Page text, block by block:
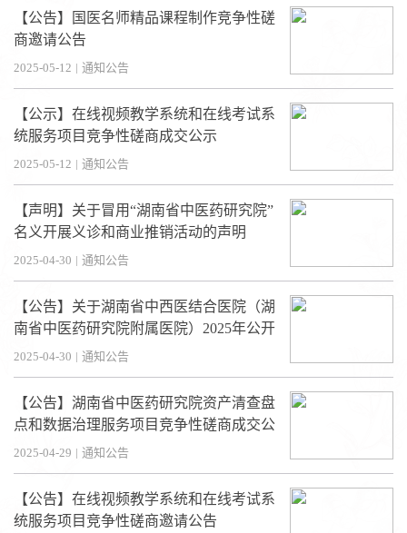
【公告】国医名师精品课程制作竞争性磋
商邀请公告
2025-05-12 | 通知公告
【公示】在线视频教学系统和在线考试系
统服务项目竞争性磋商成交公示
2025-05-12 | 通知公告
【声明】关于冒用“湖南省中医药研究院”
名义开展义诊和商业推销活动的声明
2025-04-30 | 通知公告
【公告】关于湖南省中西医结合医院（湖
南省中医药研究院附属医院）2025年公开
招聘B类岗位资格初审通过人员补充公告
2025-04-30 | 通知公告
【公告】湖南省中医药研究院资产清查盘
点和数据治理服务项目竞争性磋商成交公
示
2025-04-29 | 通知公告
【公告】在线视频教学系统和在线考试系
统服务项目竞争性磋商邀请公告